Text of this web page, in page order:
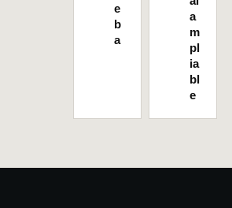
e
b
a
a
m
pl
ia
bl
e